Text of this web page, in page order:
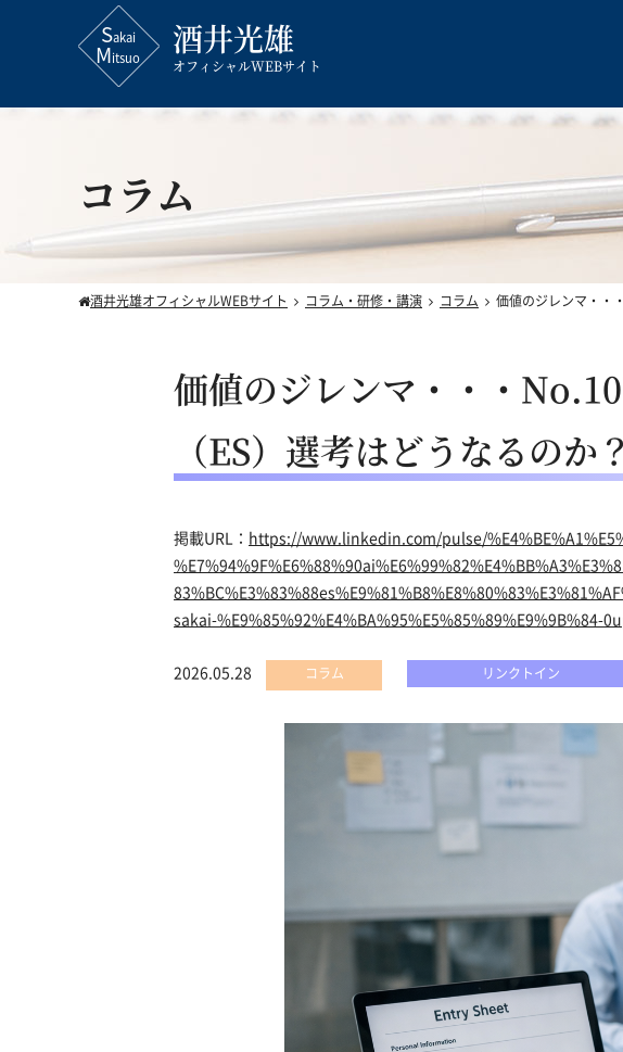
酒井光雄
オフィシャルWEBサイト
コラム
酒井光雄オフィシャルWEBサイト コラム・研修・講演 コラム 価値のジレンマ・・
価値のジレンマ・・・
（ES）選考はどうなるのか？
掲載URL： https://www.linkedin.com/pulse/
sakai-%E9%85%92%E4%BA%95%E5%85%89%E9%9B%84-
2026.05.28 コラム リンクトイン